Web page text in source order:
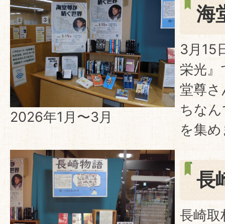
2026年1月〜3月
海
3月15
栄光
堂尊
ちな
を集
長
長崎